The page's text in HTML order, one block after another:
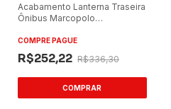
Acabamento Lanterna Traseira
Ônibus Marcopolo
Vermelho
COMPRE PAGUE
R$252,22 R$336,30